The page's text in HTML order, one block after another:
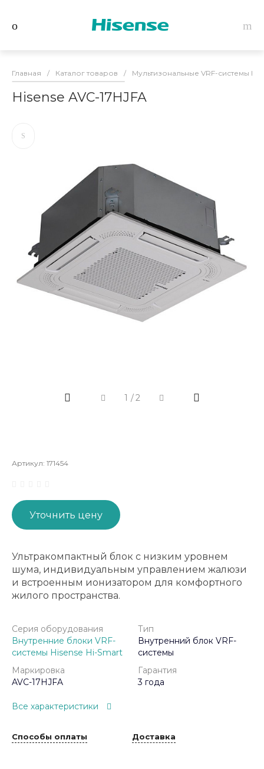
Главная / Каталог товаров / Мультизональные VRF-системы
Hisense AVC-17HJFA
1 /2
Артикул: 171454
Уточнить цену
Ультракомпактный блок с низким уровнем
шума, индивидуальным управлением жалюзи
и встроенным ионизатором для комфортного
жилого пространства.
Серия оборудования
Внутренние блоки VRF-
системы Hisense Hi-Smart
Тип
Внутренний блок VRF-
системы
Маркировка
AVC-17HJFA
Гарантия
3 года
Все характеристики
Способы оплаты Доставка